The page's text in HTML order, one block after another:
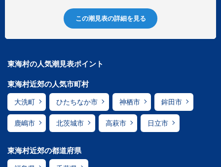
この潮見表の詳細を見る
東海村の人気潮見表ポイント
東海村近郊の人気市町村
大洗町 ひたちなか市 神栖市 鉾田市
鹿嶋市 北茨城市 高萩市 日立市
東海村近郊の都道府県